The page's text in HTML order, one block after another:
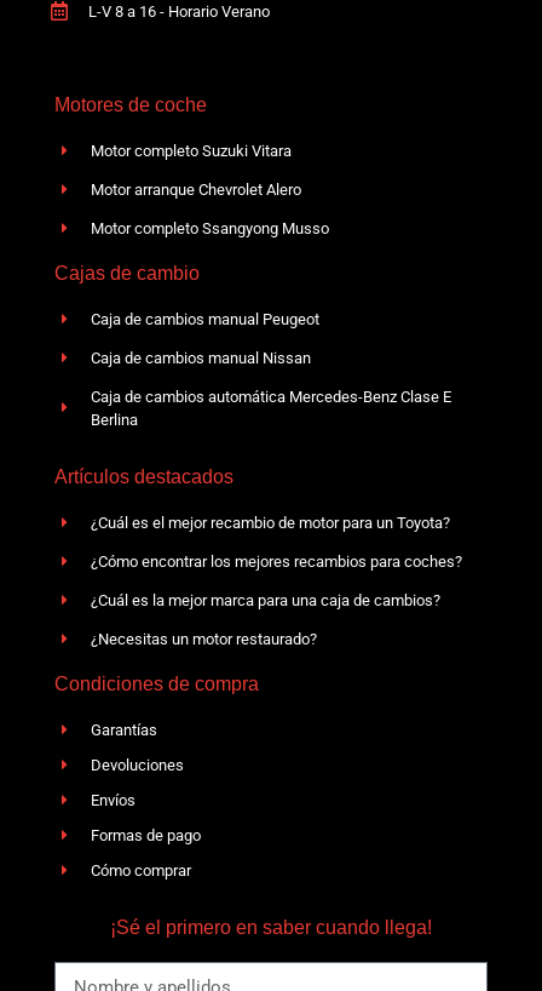
L-V 8 a 16 - Horario Verano
Motores de coche
Motor completo Suzuki Vitara
Motor arranque Chevrolet Alero
Motor completo Ssangyong Musso
Cajas de cambio
Caja de cambios manual Peugeot
Caja de cambios manual Nissan
Caja de cambios automática Mercedes-Benz Clase E
Berlina
Artículos destacados
¿Cuál es el mejor recambio de motor para un Toyota?
¿Cómo encontrar los mejores recambios para coches?
¿Cuál es la mejor marca para una caja de cambios?
¿Necesitas un motor restaurado?
Condiciones de compra
Garantías
Devoluciones
Envíos
Formas de pago
Cómo comprar
¡Sé el primero en saber cuando llega!